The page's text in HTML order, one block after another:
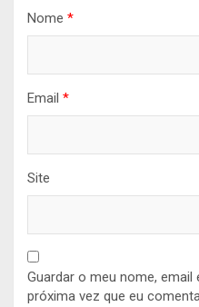
Nome *
Email *
Site
Guardar o meu nome,
próxima vez que eu